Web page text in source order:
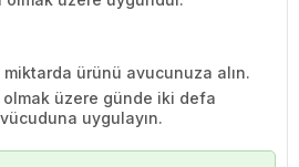
ürünü avucunuza alın.
olmak üzere günde iki defa
uygulayın.